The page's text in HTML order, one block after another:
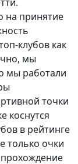
на принятие
клубов как
мы
мы работали
точки
коснутся
в рейтинге
только очки